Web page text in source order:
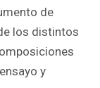
de
los distintos
y